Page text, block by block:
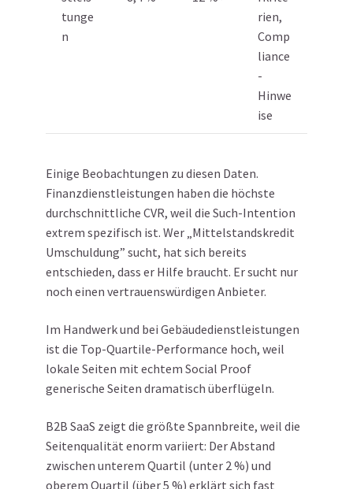
tunge
n
rien,
Comp
liance
-
Hinwe
ise
Einige Beobachtungen zu diesen Daten.
Finanzdienstleistungen haben die höchste
durchschnittliche CVR, weil die Such-Intention
extrem spezifisch ist. Wer „Mittelstandskredit
Umschuldung” sucht, hat sich bereits
entschieden, dass er Hilfe braucht. Er sucht nur
noch einen vertrauenswürdigen Anbieter.
Im Handwerk und bei Gebäudedienstleistungen
ist die Top-Quartile-Performance hoch, weil
lokale Seiten mit echtem Social Proof
generische Seiten dramatisch überflügeln.
B2B SaaS zeigt die größte Spannbreite, weil die
Seitenqualität enorm variiert: Der Abstand
zwischen unterem Quartil (unter 2 %) und
oberem Quartil (über 5 %) erklärt sich fast